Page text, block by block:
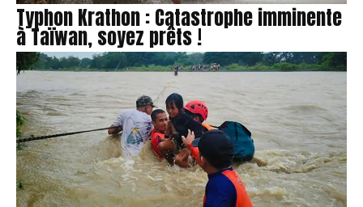
Typhon Krathon : Catastrophe imminente
à Taïwan, soyez prêts !